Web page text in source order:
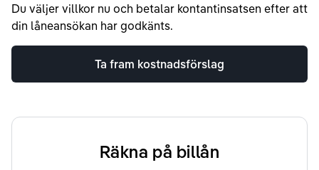
Du väljer villkor nu och betalar kontantinsatsen efter att
din låneansökan har godkänts.
Ta fram kostnadsförslag
Räkna på billån